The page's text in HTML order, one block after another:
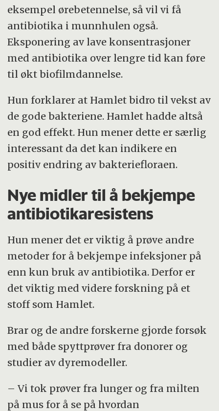
eksempel ørebetennelse, så vil vi få
antibiotika i munnhulen også.
Eksponering av lave konsentrasjoner
med antibiotika over lengre tid kan føre
til økt biofilmdannelse.
Hun forklarer at Hamlet bidro til vekst av
de gode bakteriene. Hamlet hadde altså
en god effekt. Hun mener dette er særlig
interessant da det kan indikere en
positiv endring av bakteriefloraen.
Nye midler til å bekjempe
antibiotikaresistens
Hun mener det er viktig å prøve andre
metoder for å bekjempe infeksjoner på
enn kun bruk av antibiotika. Derfor er
det viktig med videre forskning på et
stoff som Hamlet.
Brar og de andre forskerne gjorde forsøk
med både spyttprøver fra donorer og
studier av dyremodeller.
– Vi tok prøver fra lunger og fra milten
på mus for å se på hvordan